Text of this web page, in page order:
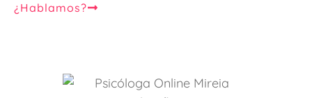
¿Hablamos?